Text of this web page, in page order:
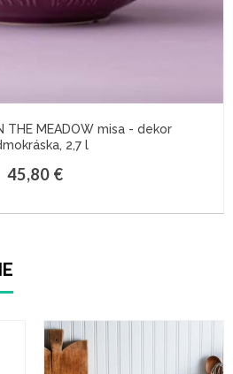
THE MEADOW misa - dekor
2,7 l
45,80 €